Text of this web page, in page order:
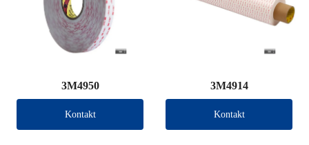
3M4950
Kontakt
3M4914
Kontakt